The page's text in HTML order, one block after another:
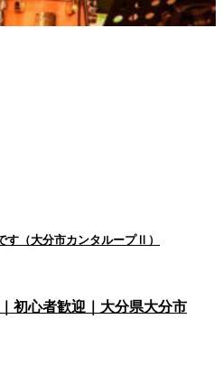
（大分市カンタループⅡ）
初心者歓迎｜大分県大分市